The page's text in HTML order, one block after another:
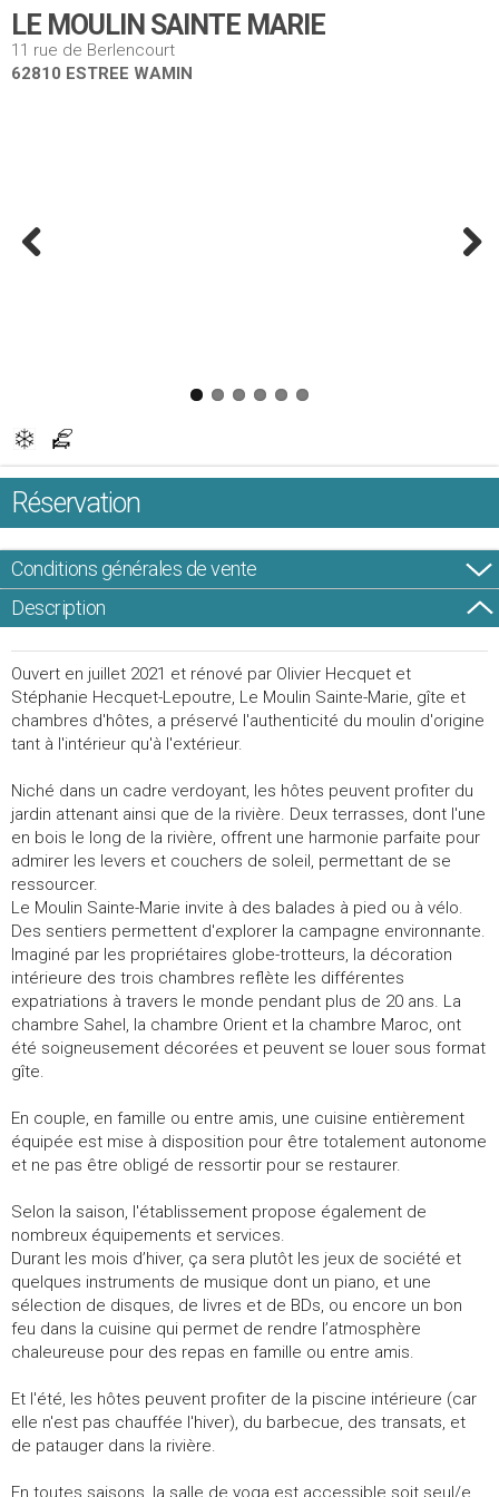
LE MOULIN SAINTE MARIE
11 rue de Berlencourt
62810 ESTREE WAMIN
Réservation
Conditions générales de vente
Description
Ouvert en juillet 2021 et rénové par Olivier Hecquet et
Stéphanie Hecquet-Lepoutre, Le Moulin Sainte-Marie, gîte et
chambres d'hôtes, a préservé l'authenticité du moulin d'origine
tant à l'intérieur qu'à l'extérieur.
Niché dans un cadre verdoyant, les hôtes peuvent profiter du
jardin attenant ainsi que de la rivière. Deux terrasses, dont l'une
en bois le long de la rivière, offrent une harmonie parfaite pour
admirer les levers et couchers de soleil, permettant de se
ressourcer.
Le Moulin Sainte-Marie invite à des balades à pied ou à vélo.
Des sentiers permettent d'explorer la campagne environnante.
Imaginé par les propriétaires globe-trotteurs, la décoration
intérieure des trois chambres reflète les différentes
expatriations à travers le monde pendant plus de 20 ans. La
chambre Sahel, la chambre Orient et la chambre Maroc, ont
été soigneusement décorées et peuvent se louer sous format
gîte.
En couple, en famille ou entre amis, une cuisine entièrement
équipée est mise à disposition pour être totalement autonome
et ne pas être obligé de ressortir pour se restaurer.
Selon la saison, l'établissement propose également de
nombreux équipements et services.
Durant les mois d’hiver, ça sera plutôt les jeux de société et
quelques instruments de musique dont un piano, et une
sélection de disques, de livres et de BDs, ou encore un bon
feu dans la cuisine qui permet de rendre l’atmosphère
chaleureuse pour des repas en famille ou entre amis.
Et l'été, les hôtes peuvent profiter de la piscine intérieure (car
elle n'est pas chauffée l'hiver), du barbecue, des transats, et
de patauger dans la rivière.
En toutes saisons, la salle de yoga est accessible soit seul/e